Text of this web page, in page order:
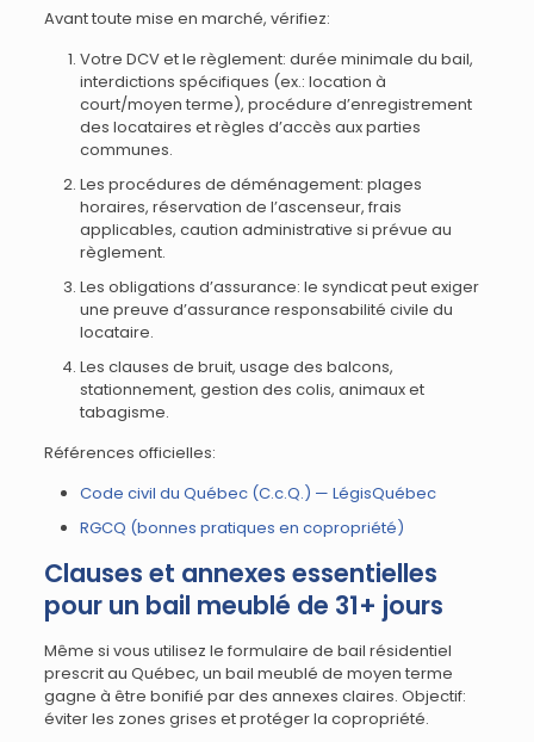
Avant toute mise en marché, vérifiez:
Votre DCV et le règlement: durée minimale du bail,
interdictions spécifiques (ex.: location à
court/moyen terme), procédure d’enregistrement
des locataires et règles d’accès aux parties
communes.
Les procédures de déménagement: plages
horaires, réservation de l’ascenseur, frais
applicables, caution administrative si prévue au
règlement.
Les obligations d’assurance: le syndicat peut exiger
une preuve d’assurance responsabilité civile du
locataire.
Les clauses de bruit, usage des balcons,
stationnement, gestion des colis, animaux et
tabagisme.
Références officielles:
Code civil du Québec (C.c.Q.) — LégisQuébec
RGCQ (bonnes pratiques en copropriété)
Clauses et annexes essentielles
pour un bail meublé de 31+ jours
Même si vous utilisez le formulaire de bail résidentiel
prescrit au Québec, un bail meublé de moyen terme
gagne à être bonifié par des annexes claires. Objectif:
éviter les zones grises et protéger la copropriété.